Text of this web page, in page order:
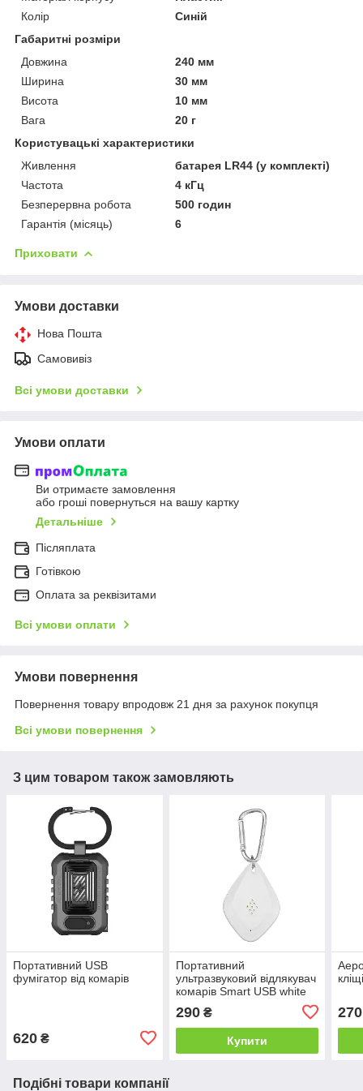
Колір
Синій
Габаритні розміри
Довжина
240 мм
Ширина
30 мм
Висота
10 мм
Вага
20 г
Користувацькі характеристики
Живлення
батарея LR44 (у комплекті)
Частота
4 кГц
Безперервна робота
500 годин
Гарантія (місяць)
6
Приховати
Умови доставки
Нова Пошта
Самовивіз
Всі умови доставки
Умови оплати
Ви отримаєте замовлення
або гроші повернуться на вашу картку
Детальніше
Післяплата
Готівкою
Оплата за реквізитами
Всі умови оплати
Умови повернення
Повернення товару впродовж 21 дня за рахунок покупця
Всі умови повернення
З цим товаром також замовляють
Портативний USB
фумігатор від комарів
620 ₴
Портативний
ультразвуковий відлякувач
комарів Smart USB white
290₴
Купити
270
Подібні товари компанії